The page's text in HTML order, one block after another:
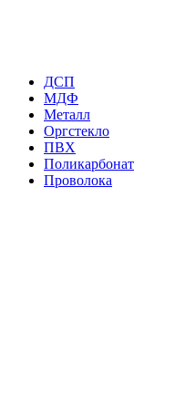
ДСП
МДФ
Металл
Оргстекло
ПВХ
Поликарбонат
Проволока